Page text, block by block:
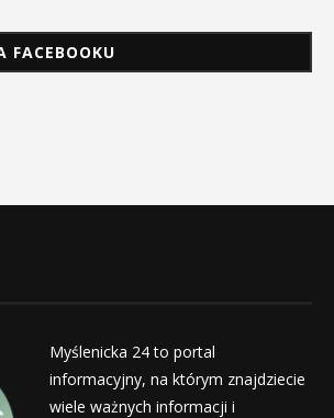
FACEBOOKU
Myślenicka 24 to portal
informacyjny, na którym znajdziecie
wiele ważnych informacji i